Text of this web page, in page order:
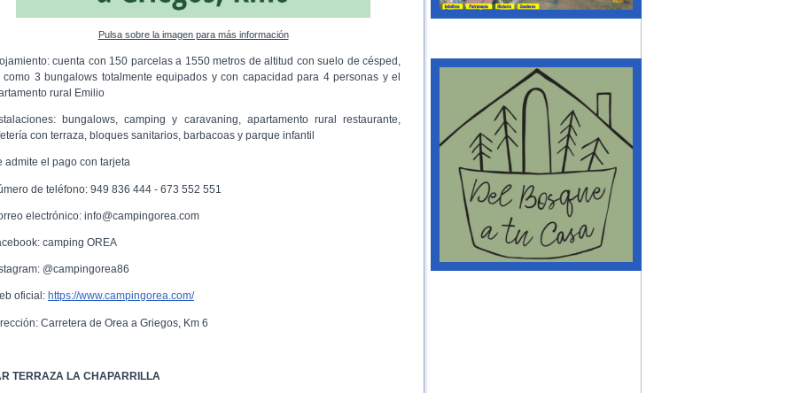
Pulsa sobre la imagen para más información
cuenta con 150 parcelas a 1550 metros de altitud con suelo de césped,
como 3 bungalows totalmente equipados y con capacidad para 4 personas y el
rural Emilio
bungalows, camping y caravaning, apartamento rural restaurante,
con terraza, bloques sanitarios, barbacoas y parque infantil
admite el pago con tarjeta
de teléfono: 949 836 444 - 673 552 551
electrónico: info@campingorea.com
camping OREA
@campingorea86
oficial: https://www.campingorea.com/
Carretera de Orea a Griegos, Km 6
TERRAZA LA CHAPARRILLA